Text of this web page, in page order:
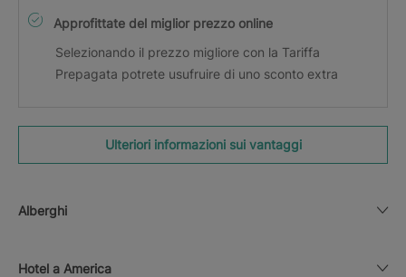
Approfittate del miglior prezzo online
Selezionando il prezzo migliore con la Tariffa
Prepagata potrete usufruire di uno sconto extra
Ulteriori informazioni sui vantaggi
Alberghi
Hotel a America